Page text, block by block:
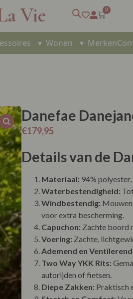
Vie 0
▾ Wonen ▾ Merken
Danefae
€179,95
Details van de
Materiaal: 94%
Waterbestendigheid:
Windbestendig:
voor extra bescherming.
Capuchon: Zachte boord
Voering: Zachte,
Ademend en
Two Way YKK Rits:
autorijden of fietsen.
Diepe Zakken: Praktisch